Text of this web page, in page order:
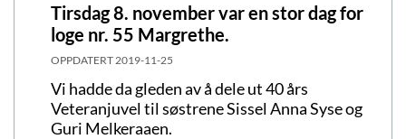
Tirsdag 8. november var en stor dag for
loge nr. 55 Margrethe.
OPPDATERT 2019-11-25
Vi hadde da gleden av å dele ut 40 års
Veteranjuvel til søstrene Sissel Anna Syse og
Guri Melkeraaen.